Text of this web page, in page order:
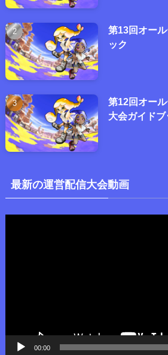
第13回オー
ック
第12回オー
大会ガイドブ
最新の運営配信大会動画
00:00